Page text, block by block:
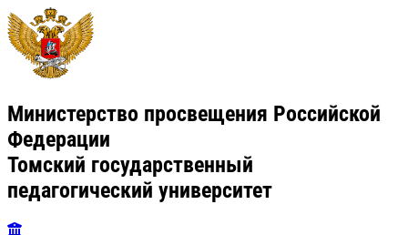
Министерство просвещения Российской
Федерации
Томский государственный
педагогический университет